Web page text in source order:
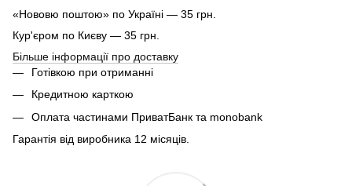
«Нововю поштою» по Україні — 35 грн.
Кур'єром по Києву — 35 грн.
Більше інформації про доставку
Готівкою при отриманні
Кредитною карткою
Оплата частинами ПриватБанк та monobank
Гарантія від виробника 12 місяців.